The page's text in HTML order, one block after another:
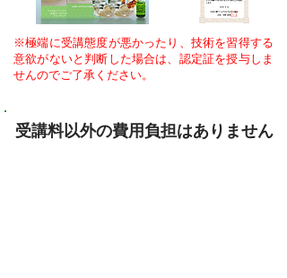
※極端に受講態度が悪かったり、技術を習得する
意欲がないと判断した場合は、認定証を授与しま
せんのでご了承ください。
​受講料以外の費用負担はありません